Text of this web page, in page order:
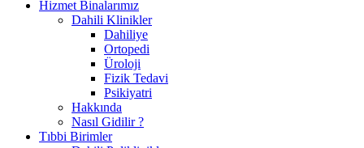
Hizmet Binalarımız
Dahili Klinikler
Dahiliye
Ortopedi
Üroloji
Fizik Tedavi
Psikiyatri
Hakkında
Nasıl Gidilir ?
Tıbbi Birimler